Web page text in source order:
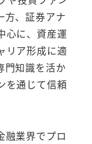
方、証券アナ
心に、資産運
リア形成に適
門知識を活か
を通じて信頼
融業界でプロ